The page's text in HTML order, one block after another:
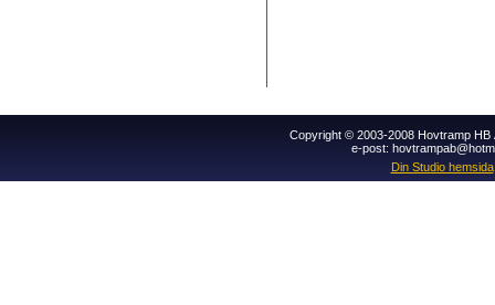
Copyright © 2003-2008 Hovtramp HB
e-post:
Din Studio hemsida